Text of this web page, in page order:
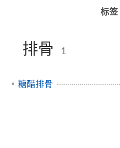
标签
排骨 1
糖醋排骨